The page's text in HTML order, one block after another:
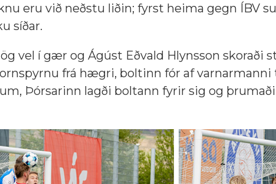
eru við neðstu liðin; fyrst heima gegn ÍBV
síðar.
vel í gær og Ágúst Eðvald Hlynsson skoraði
frá hægri, boltinn fór af
Þórsarinn lagði boltann fyrir sig og